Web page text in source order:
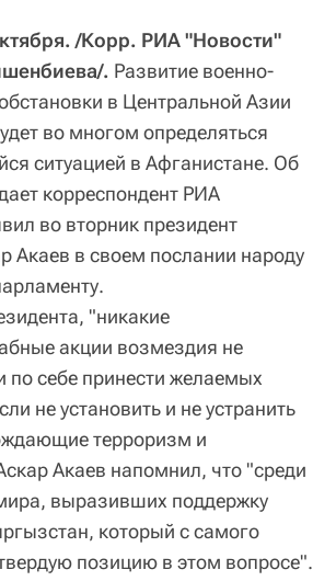
/Корр. РИА "Новости"
. Развитие военно-
в Центральной Азии
во многом определяться
ситуацией в Афганистане. Об
корреспондент РИА
во вторник президент
Акаев в своем послании народу
"никакие
акции возмездия не
по себе принести желаемых
не установить и не устранить
терроризм и
Акаев напомнил, что "среди
выразивших поддержку
который с самого
позицию в этом вопросе".